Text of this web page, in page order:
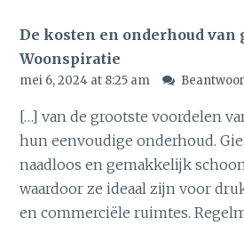
De kosten en onderhoud
Woonspiratie
mei 6, 2024 at 8:25 am
[…] van de grootste voordelen
hun eenvoudige onderhoud.
naadloos en gemakkelijk
waardoor ze ideaal zijn voor
en commerciële ruimtes.